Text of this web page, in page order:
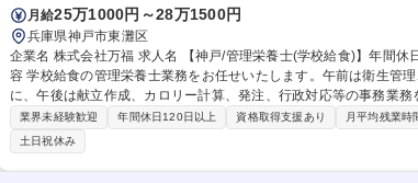
月給25万1000円～28万1500円
兵庫県神戸市東灘区
企業名 株式会社万福 求人名 【神戸/管理栄養士(学校給食)】年間休日125日 ☆ポジティブアクション☆ 仕事の内
容 学校給食の管理栄養士業務をお任せいたします。午前は衛生管
に、午後は献立作成、カロリー計算、発注、行政対応等の事務業務をバ
的には】 ■午前(現場):衛生管理、盛付、アレルギー食の確認、メニ
在庫管理、献立カロリー計算･作成等 ＜＜働き方の魅力＞＞午前は
働けます。年間休日125日とお休みも多く、ブランクからの復職や
環境です。子どもの笑顔を作るやりがいのあるお仕事です。 募集職種 【神戸/管理栄養士(学校給食)】年間休日12
業界未経験歓迎 年間休日120日以上 資格取得支援あり 月平均残業時
土日祝休み